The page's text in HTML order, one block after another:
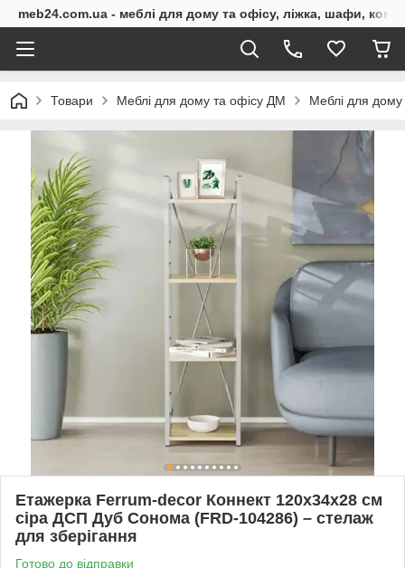
meb24.com.ua - меблі для дому та офісу, ліжка, шафи,
Товари Меблі для дому та офісу ДМ Меблі для
Етажерка Ferrum-decor Коннект 120x34x28 см
сіра ДСП Дуб Сонома (FRD-104286) – стелаж
для зберігання
Готово до відправки